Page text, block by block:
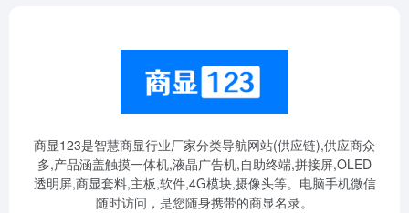
商显123是智慧商显行业厂家分类导航网站(供应链),供应商众
多,产品涵盖触摸一体机,液晶广告机,自助终端,拼接屏,OLED
透明屏,商显套料,主板,软件,4G模块,摄像头等。电脑手机微信
随时访问，是您随身携带的商显名录。